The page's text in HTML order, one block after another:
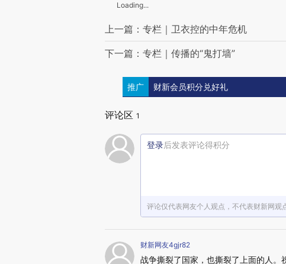
Loading...
上一篇：专栏｜卫衣控的中年危机
下一篇：专栏｜传播的“鬼打墙”
推广 财新会员积分兑好礼
评论区 1
登录后发表评论得积分
评论仅代表网友个人观点，不代表财新网观
财新网友4gjr82
战争撕裂了国家，也撕裂了上面的人。